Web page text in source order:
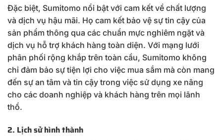
Đặc biệt, Sumitomo nổi bật với cam kết về chất lượng
và dịch vụ hậu mãi. Họ cam kết bảo vệ sự tin cậy của
sản phẩm thông qua các chuẩn mực nghiêm ngặt và
dịch vụ hỗ trợ khách hàng toàn diện. Với mạng lưới
phân phối rộng khắp trên toàn cầu, Sumitomo không
chỉ đảm bảo sự tiện lợi cho việc mua sắm mà còn mang
đến sự an tâm và tin cậy trong việc sử dụng xe nâng
cho các doanh nghiệp và khách hàng trên mọi lãnh
thổ.
2. Lịch sử hình thành